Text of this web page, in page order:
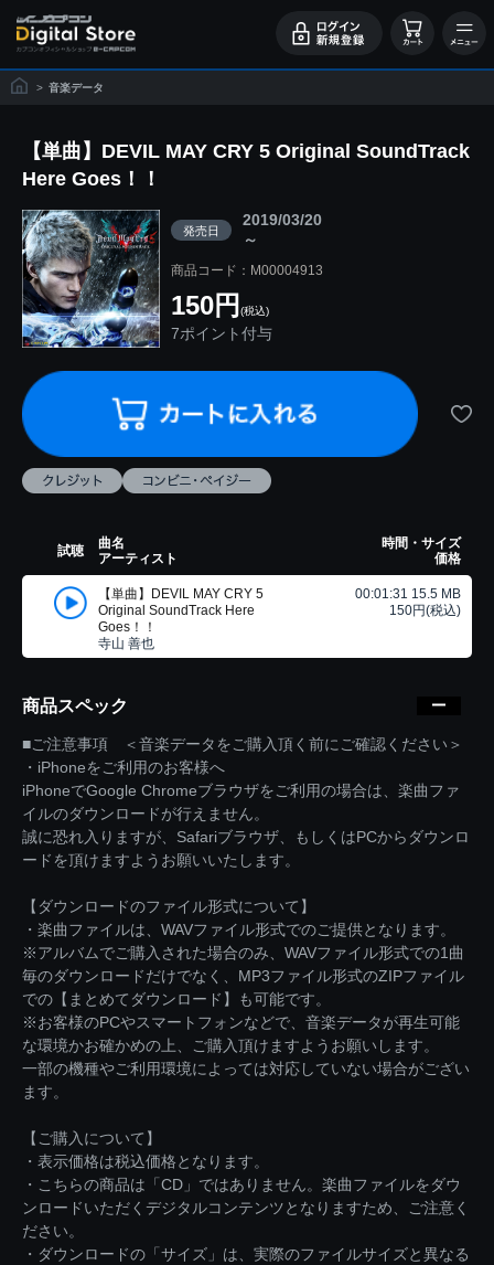
> 音楽データ
【単曲】DEVIL MAY CRY 5 Original SoundTrack
Here Goes！！
発売日
2019/03/20
～
商品コード：M00004913
150円 (税込)
7ポイント付与
試聴
曲名
アーティスト
時間・サイズ
価格
【単曲】DEVIL MAY CRY 5
Original SoundTrack Here
Goes！！
寺山 善也
00:01:31 15.5 MB
150円(税込)
商品スペック
■ご注意事項 ＜音楽データをご購入頂く前にご確認ください＞
・iPhoneをご利用のお客様へ
iPhoneでGoogle Chromeブラウザをご利用の場合は、楽曲ファ
イルのダウンロードが行えません。
誠に恐れ入りますが、Safariブラウザ、もしくはPCからダウンロ
ードを頂けますようお願いいたします。
【ダウンロードのファイル形式について】
・楽曲ファイルは、WAVファイル形式でのご提供となります。
※アルバムでご購入された場合のみ、WAVファイル形式での1曲
毎のダウンロードだけでなく、MP3ファイル形式のZIPファイル
での【まとめてダウンロード】も可能です。
※お客様のPCやスマートフォンなどで、音楽データが再生可能
な環境かお確かめの上、ご購入頂けますようお願いします。
一部の機種やご利用環境によっては対応していない場合がござい
ます。
【ご購入について】
・表示価格は税込価格となります。
・こちらの商品は「CD」ではありません。楽曲ファイルをダウ
ンロードいただくデジタルコンテンツとなりますため、ご注意く
ださい。
・ダウンロードの「サイズ」は、実際のファイルサイズと異なる